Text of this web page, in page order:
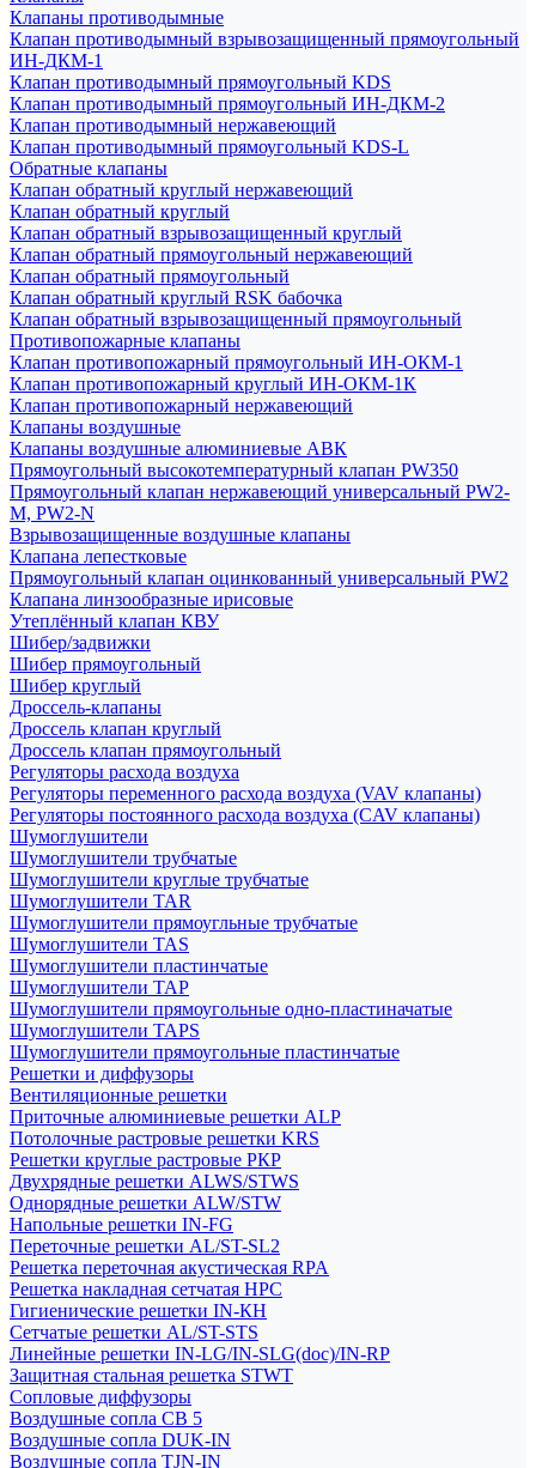
Клапаны противодымные
Клапан противодымный взрывозащищенный прямоугольный
ИН-ДКМ-1
Клапан противодымный прямоугольный KDS
Клапан противодымный прямоугольный ИН-ДКМ-2
Клапан противодымный нержавеющий
Клапан противодымный прямоугольный KDS-L
Обратные клапаны
Клапан обратный круглый нержавеющий
Клапан обратный круглый
Клапан обратный взрывозащищенный круглый
Клапан обратный прямоугольный нержавеющий
Клапан обратный прямоугольный
Клапан обратный круглый RSK бабочка
Клапан обратный взрывозащищенный прямоугольный
Противопожарные клапаны
Клапан противопожарный прямоугольный ИН-ОКМ-1
Клапан противопожарный круглый ИН-ОКМ-1К
Клапан противопожарный нержавеющий
Клапаны воздушные
Клапаны воздушные алюминиевые АВК
Прямоугольный высокотемпературный клапан PW350
Прямоугольный клапан нержавеющий универсальный PW2-
M, PW2-N
Взрывозащищенные воздушные клапаны
Клапана лепестковые
Прямоугольный клапан оцинкованный универсальный PW2
Клапана линзообразные ирисовые
Утеплённый клапан КВУ
Шибер/задвижки
Шибер прямоугольный
Шибер круглый
Дроссель-клапаны
Дроссель клапан круглый
Дроссель клапан прямоугольный
Регуляторы расхода воздуха
Регуляторы переменного расхода воздуха (VAV клапаны)
Регуляторы постоянного расхода воздуха (CAV клапаны)
Шумоглушители
Шумоглушители трубчатые
Шумоглушители круглые трубчатые
Шумоглушители TAR
Шумоглушители прямоугльные трубчатые
Шумоглушители TAS
Шумоглушители пластинчатые
Шумоглушители TAP
Шумоглушители прямоугольные одно-пластиначатые
Шумоглушители TAPS
Шумоглушители прямоугольные пластинчатые
Решетки и диффузоры
Вентиляционные решетки
Приточные алюминиевые решетки ALP
Потолочные растровые решетки KRS
Решетки круглые растровые РКР
Двухрядные решетки ALWS/STWS
Однорядные решетки ALW/STW
Напольные решетки IN-FG
Переточные решетки AL/ST-SL2
Решетка переточная акустическая RPA
Решетка накладная сетчатая НРС
Гигиенические решетки IN-КН
Сетчатые решетки AL/ST-STS
Линейные решетки IN-LG/IN-SLG(doc)/IN-RP
Защитная стальная решетка STWT
Сопловые диффузоры
Воздушные сопла СВ 5
Воздушные сопла DUK-IN
Воздушные сопла TJN-IN